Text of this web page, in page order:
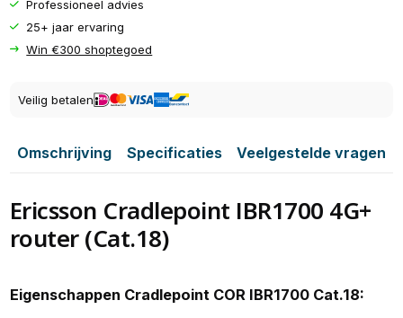
Professioneel advies
25+ jaar ervaring
Win €300 shoptegoed
Veilig betalen
Omschrijving Specificaties Veelgestelde vragen
Ericsson Cradlepoint IBR1700 4G+
router (Cat.18)
Eigenschappen Cradlepoint COR IBR1700 Cat.18: